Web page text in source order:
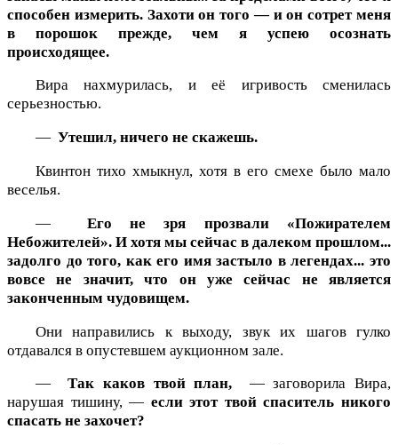
способен измерить. Захоти он того — и он сотрет меня
в порошок прежде, чем я успею осознать
происходящее.
Вира нахмурилась, и её игривость сменилась
серьезностью.
— Утешил, ничего не скажешь.
Квинтон тихо хмыкнул, хотя в его смехе было мало
веселья.
— Его не зря прозвали «Пожирателем
Небожителей». И хотя мы сейчас в далеком прошлом...
задолго до того, как его имя застыло в легендах... это
вовсе не значит, что он уже сейчас не является
законченным чудовищем.
Они направились к выходу, звук их шагов гулко
отдавался в опустевшем аукционном зале.
—Так каков твой план,
— заговорила Вира,
нарушая тишину, — если этот твой спаситель никого
спасать не захочет?